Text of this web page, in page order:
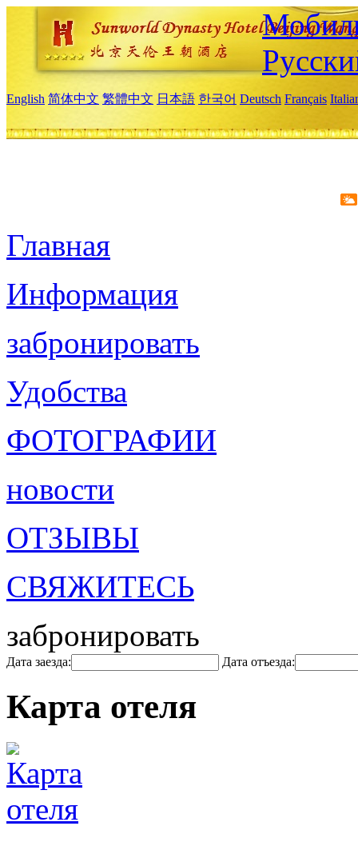
English 简体中文 繁體中文 日本語 한국어 Deutsch Français
Главная
Информация
забронировать
Удобства
ФОТОГРАФИИ
новости
ОТЗЫВЫ
СВЯЖИТЕСЬ
забронировать
Дата заезда: Дата отъезда:
Карта отеля